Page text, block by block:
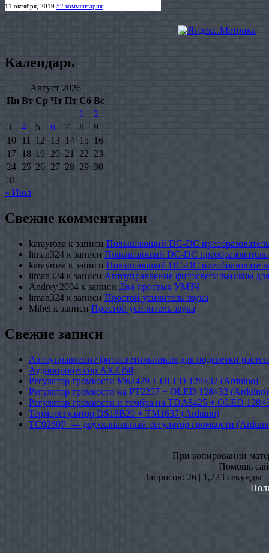
11 октября, 2019 52 комментария
Календарь
Август 2026
Пн Вт Ср Чт Пт Сб Вс
1
2
3
4 5 6 7 8
9
10 11 12 13 14 15 16
17
18 19 20 21 22 23
24 25 26 27 28 29 30
31
« Июл
Свежие комментарии
karayroza к записи Повышающий DC-DC
liman324 к записи Повышающий DC-DC
karayroza к записи Повышающий DC-DC
liman324 к записи Автоуправление фитосветильником
Andrey.2004 к записи Два простых УМЗЧ
liman324 к записи Простой усилитель звука
Mihel к записи Простой усилитель звука
Свежие записи
Автоуправление фитосветильником для подсветки
Аудиопроцессор AX2358
Регулятор громкости M62429 + OLED 128×32 (Arduino)
Регулятор громкости на PT2257 + OLED 128×32 (Arduino)
Регулятор громкости и тембра на TDA8425 + OLED
Терморегулятор DS18B20 + TM1637 (Arduino)
TC9260P — двухканальный регулятор громкости
При копировании
Помошь
Запросов: 26 | 1,223 секунды